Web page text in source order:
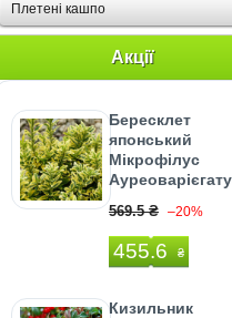
Плетені кашпо
Акції
Бересклет
японський
Мікрофілус
569.5 ₴ –20%
455.6 ₴
Кизильник